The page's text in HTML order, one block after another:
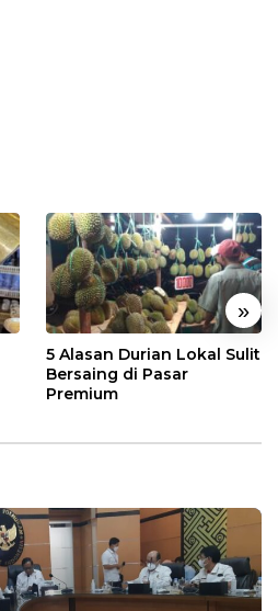
»
5 Alasan Durian Lokal Sulit
Bersaing di Pasar
Premium